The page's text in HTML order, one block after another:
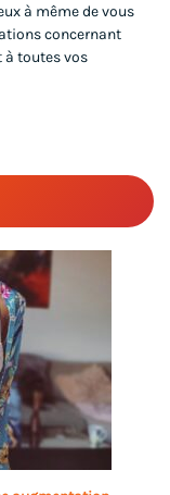
à même de vous
concernant
toutes vos